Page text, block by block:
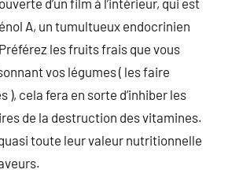
d’un film à l’intérieur, qui est
A, un tumultueux endocrinien
les fruits frais que vous
vos légumes ( les faire
), cela fera en sorte d’inhiber les
de la destruction des vitamines.
toute leur valeur nutritionnelle